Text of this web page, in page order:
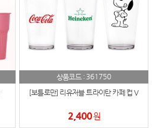
상품코드 : 361750
[보틀로만] 리유저블 트라이탄 카페 컵 V
2,400원